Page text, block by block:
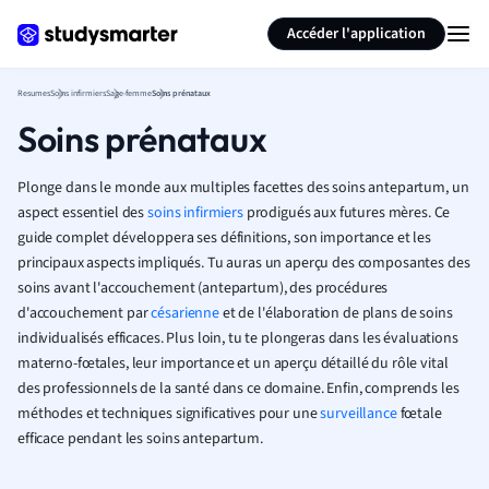
Accéder l'application
ResumesSoins infirmiersSage-femmeSoins prénataux
Soins prénataux
Plonge dans le monde aux multiples facettes des soins antepartum, un
aspect essentiel dessoins infirmiersprodigués aux futures mères. Ce
guide complet développera ses définitions, son importance et les
principaux aspects impliqués. Tu auras un aperçu des composantes des
soins avant l'accouchement (antepartum), des procédures
d'accouchement parcésarienneet de l'élaboration de plans de soins
individualisés efficaces. Plus loin, tu te plongeras dans les évaluations
materno-fœtales, leur importance et un aperçu détaillé du rôle vital
des professionnels de la santé dans ce domaine. Enfin, comprends les
méthodes et techniques significatives pour unesurveillancefœtale
efficace pendant les soins antepartum.
Résumer la page